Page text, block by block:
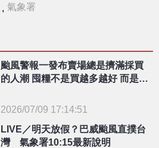
, 氣象署
颱風警報一發布賣場總是擠滿採買
的人潮 囤糧不是買越多越好 而是買
2026/07/09 17:14:51
LIVE／明天放假？巴威颱風直撲台
灣 氣象署10:15最新說明